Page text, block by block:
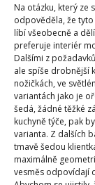
Na otázku, který ze
odpověděla, že
líbí všeobecně a
preferuje interiér
Dalšími z
ale spíše drobnější
nožičkách, ve
variantách jako je
šedá, žádné těžké
kuchyně týče, pak
varianta. Z dalších
tmavě šedou
maximálně
vesměs odpovídají